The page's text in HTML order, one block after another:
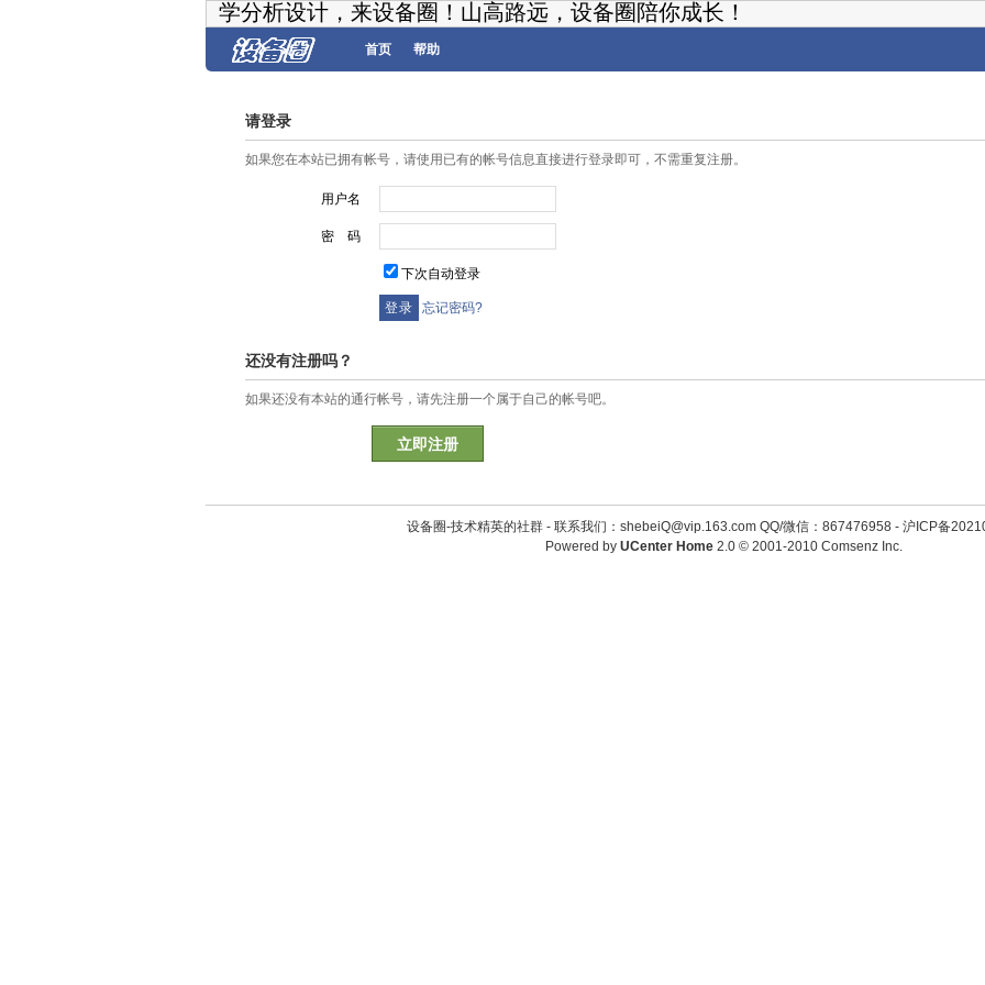
学分析设计，来设备圈！山高路远，设备圈陪你成长！
首页 帮助
请登录
如果您在本站已拥有帐号，请使用已有的帐号信息直接进行登录即可，不需重复注册。
用户名
密 码
下次自动登录
忘记密码?
还没有注册吗？
如果还没有本站的通行帐号，请先注册一个属于自己的帐号吧。
立即注册
设备圈-技术精英的社群 - 联系我们：shebeiQ@vip.163.com QQ/微信：867476958- 沪ICP备
Powered by UCenter Home 2.0© 2001-2010 Comsenz Inc.